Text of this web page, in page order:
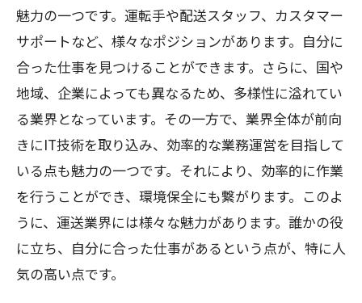
魅力の一つです。運転手や配送スタッフ、カスタマー
サポートなど、様々なポジションがあります。自分に
合った仕事を見つけることができます。さらに、国や
地域、企業によっても異なるため、多様性に溢れてい
る業界となっています。その一方で、業界全体が前向
きにIT技術を取り込み、効率的な業務運営を目指して
いる点も魅力の一つです。それにより、効率的に作業
を行うことができ、環境保全にも繋がります。このよ
うに、運送業界には様々な魅力があります。誰かの役
に立ち、自分に合った仕事があるという点が、特に人
気の高い点です。